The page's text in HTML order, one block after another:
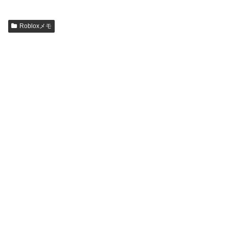
Robloxメモ